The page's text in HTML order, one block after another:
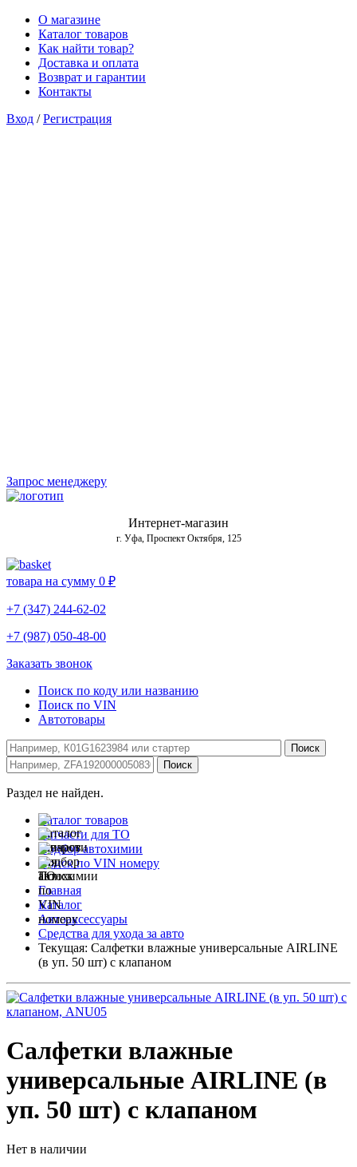
О магазине
Каталог товаров
Как найти товар?
Доставка и оплата
Возврат и гарантии
Контакты
Вход / Регистрация
Запрос менеджеру
Интернет-магазин
г. Уфа, Проспект Октября, 125
товара на сумму 0 ₽
+7 (347) 244-62-02
+7 (987) 050-48-00
Заказать звонок
Поиск по коду или названию
Поиск по VIN
Автотовары
Раздел не найден.
Каталог товаров
Запчасти для ТО
Подбор автохимии
Поиск по VIN номеру
Главная
Каталог
Автоаксессуары
Средства для ухода за авто
Текущая: Салфетки влажные универсальные AIRLINE
(в уп. 50 шт) с клапаном
Салфетки влажные
универсальные AIRLINE (в
уп. 50 шт) с клапаном
Нет в наличии